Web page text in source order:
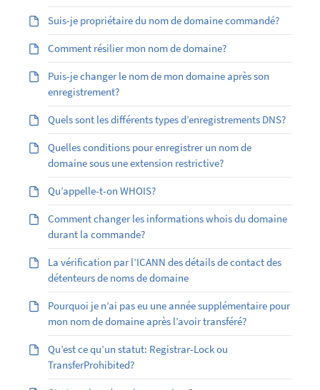
Suis-je propriétaire du nom de domaine commandé?
Comment résilier mon nom de domaine?
Puis-je changer le nom de mon domaine après son
enregistrement?
Quels sont les différents types d’enregistrements DNS?
Quelles conditions pour enregistrer un nom de
domaine sous une extension restrictive?
Qu’appelle-t-on WHOIS?
Comment changer les informations whois du domaine
durant la commande?
La vérification par l’ICANN des détails de contact des
détenteurs de noms de domaine
Pourquoi je n’ai pas eu une année supplémentaire pour
mon nom de domaine après l’avoir transféré?
Qu’est ce qu’un statut: Registrar-Lock ou
TransferProhibited?